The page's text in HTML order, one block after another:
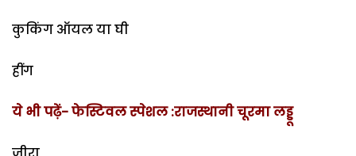
कुकिंग ऑयल या घी
हींग
ये भी पढ़ें-फेस्टिवल स्पेशल :राजस्थानी चूरमा लड्डू